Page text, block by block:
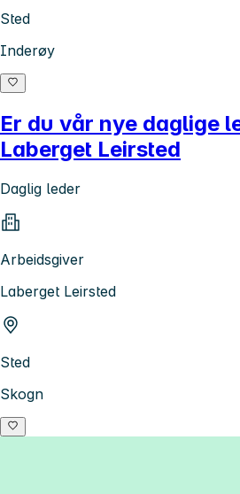
Sted
Inderøy
Er du vår nye daglige
Laberget Leirsted
Daglig leder
Arbeidsgiver
Laberget Leirsted
Sted
Skogn